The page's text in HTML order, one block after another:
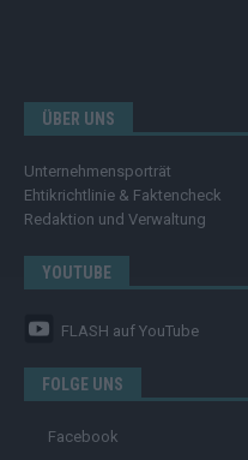
ÜBER UNS
Unternehmensporträt
Ehtikrichtlinie & Faktencheck
Redaktion und Verwaltung
YOUTUBE
FLASH auf YouTube
FOLGE UNS
Facebook